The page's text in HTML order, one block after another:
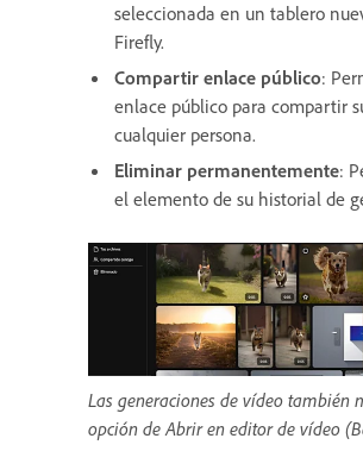
seleccionada en un tablero
Firefly.
Compartir enlace público:
enlace público para compartir
cualquier persona.
Eliminar permanentemente:
el elemento de su historial de
Las generaciones de vídeo también
opción de Abrir en editor de vídeo